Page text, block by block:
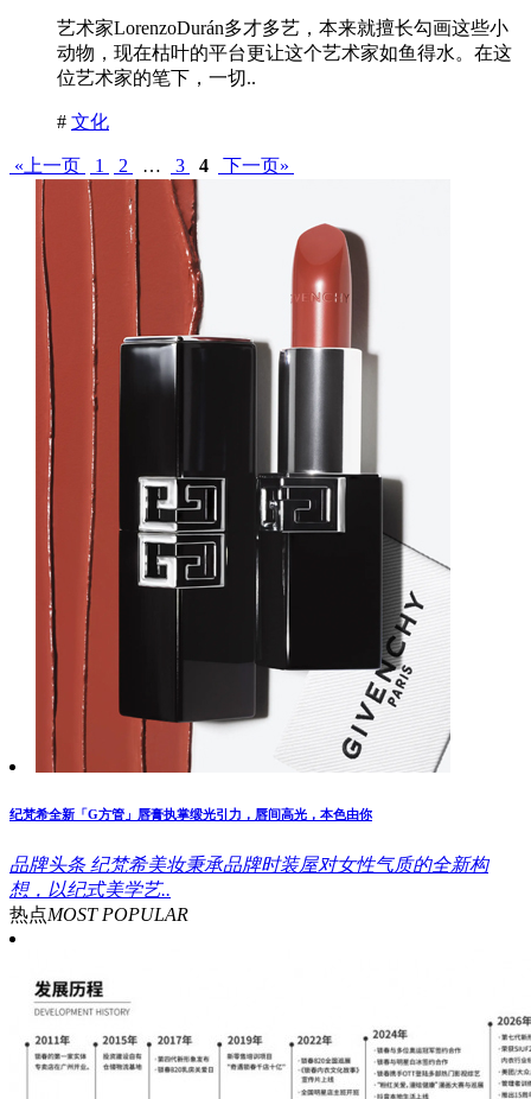
艺术家LorenzoDurán多才多艺，本来就擅长勾画这些小
动物，现在枯叶的平台更让这个艺术家如鱼得水。在这
位艺术家的笔下，一切..
# 文化
«上一页 1 2 … 3 4 下一页»
纪梵希全新「G方管」唇膏执掌缎光引力，唇间高光，本色由你
品牌头条 纪梵希美妆秉承品牌时装屋对女性气质的全新构
想，以纪式美学艺..
热点MOST POPULAR